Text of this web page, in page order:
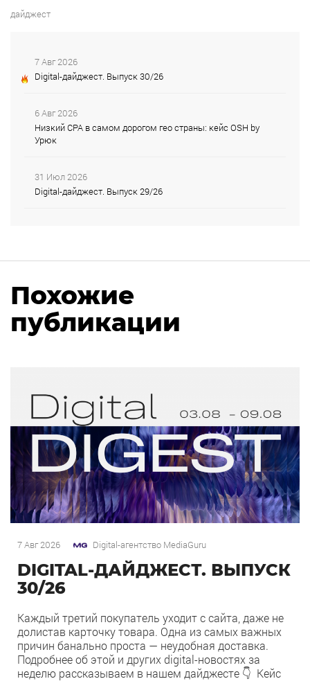
дайджест
7 Авг 2026
Digital-дайджест. Выпуск 30/26
6 Авг 2026
Низкий CPA в самом дорогом гео страны: кейс OSH by
Урюк
31 Июл 2026
Digital-дайджест. Выпуск 29/26
Похожие
публикации
7 Авг 2026 Digital-агентство MediaGuru
DIGITAL-ДАЙДЖЕСТ. ВЫПУСК
30/26
Каждый третий покупатель уходит с сайта, даже не
долистав карточку товара. Одна из самых важных
причин банально проста — неудобная доставка.
Подробнее об этой и других digital-новостях за
неделю рассказываем в нашем дайджесте 👇 Кейс